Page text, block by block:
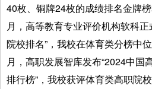
40枚、铜牌24枚的成绩排名金牌
月，高等教育专业评价机构软科
院校排名”，我校在体育类分榜中
月，高职发展智库发布“2024中国
排行榜”，我校获评体育类高职院